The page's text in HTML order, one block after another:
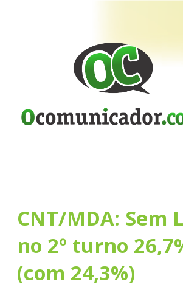
CNT/MDA: Sem
no 2º turno
(com 24,3%)